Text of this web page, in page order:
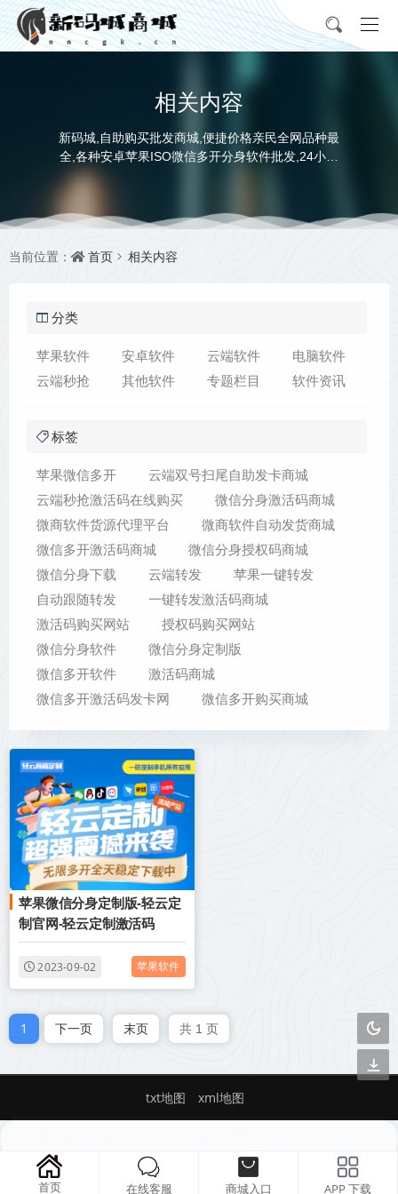
相关内容
新码城,自助购买批发商城,便捷价格亲民全网品种最
全,各种安卓苹果ISO微信多开分身软件批发,24小时
自动发卡平台让您拿码无忧! 打造最全正版软件激活
当前位置： 首页 相关内容
分类
苹果软件 安卓软件 云端软件
电脑软件
云端秒抢
其他软件 专题栏目 软件资讯
标签
苹果微信多开
云端双号扫尾自助发卡商城
云端秒抢激活码在线购买
微信分身激活码商城
微商软件货源代理平台
微商软件自动发货商城
微信多开激活码商城
微信分身授权码商城
微信分身下载
云端转发
苹果一键转发
自动跟随转发
一键转发激活码商城
激活码购买网站
授权码购买网站
微信分身软件
微信分身定制版
微信多开软件
激活码商城
微信多开激活码发卡网
微信多开购买商城
苹果微信分身定制版-轻云定
制官网-轻云定制激活码
2023-09-02 苹果软件
1 下一页 末页 共 1 页
txt地图 xml地图
首页 在线客服 商城入口 APP 下载